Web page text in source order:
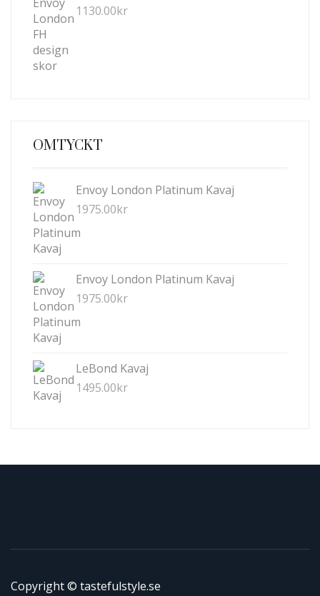
1130.00kr
OMTYCKT
Envoy London Platinum Kavaj
1975.00kr
Envoy London Platinum Kavaj
1975.00kr
LeBond Kavaj
1495.00kr
Copyright © tastefulstyle.se